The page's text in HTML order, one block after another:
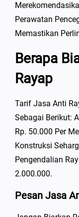
Perawatan
Memastikan
Berapa
Rayap
Tarif Jasa Anti
Sebagai Berikut:
Rp. 50.000 Per
Konstruksi
Pengendalian
2.000.000.
Pesan Jasa